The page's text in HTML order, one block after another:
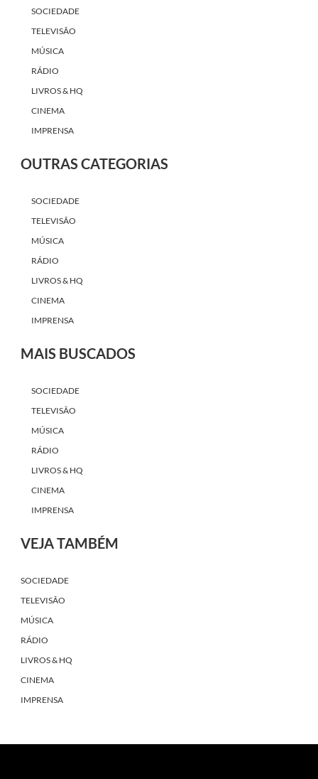
SOCIEDADE
TELEVISÃO
MÚSICA
RÁDIO
LIVROS & HQ
CINEMA
IMPRENSA
OUTRAS CATEGORIAS
SOCIEDADE
TELEVISÃO
MÚSICA
RÁDIO
LIVROS & HQ
CINEMA
IMPRENSA
MAIS BUSCADOS
SOCIEDADE
TELEVISÃO
MÚSICA
RÁDIO
LIVROS & HQ
CINEMA
IMPRENSA
VEJA TAMBÉM
SOCIEDADE
TELEVISÃO
MÚSICA
RÁDIO
LIVROS & HQ
CINEMA
IMPRENSA